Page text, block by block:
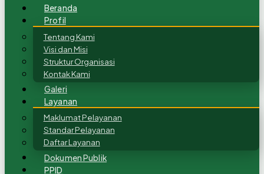
Beranda
Profil
Tentang Kami
Visi dan Misi
Struktur Organisasi
Kontak Kami
Galeri
Layanan
Maklumat Pelayanan
Standar Pelayanan
Daftar Layanan
Dokumen Publik
PPID